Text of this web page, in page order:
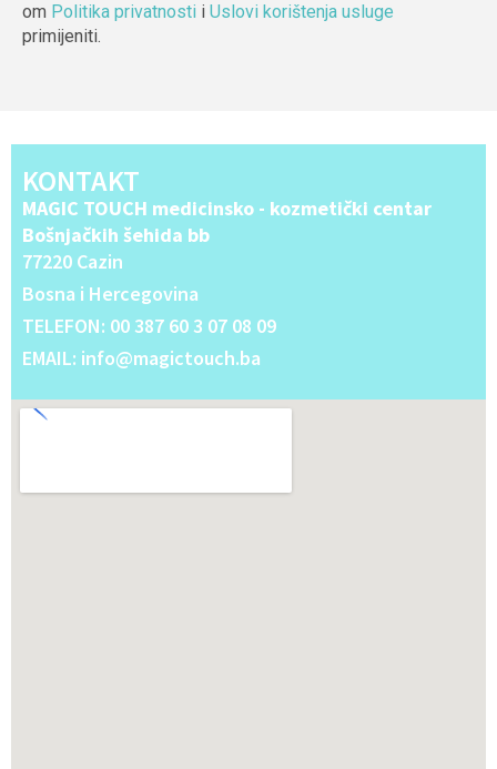
om Politika privatnosti i Uslovi korištenja usluge
primijeniti.
KONTAKT
MAGIC TOUCH medicinsko - kozmetički centar
Bošnjačkih šehida bb
77220 Cazin
Bosna i Hercegovina
TELEFON: 00 387 60 3 07 08 09
EMAIL: info@magictouch.ba